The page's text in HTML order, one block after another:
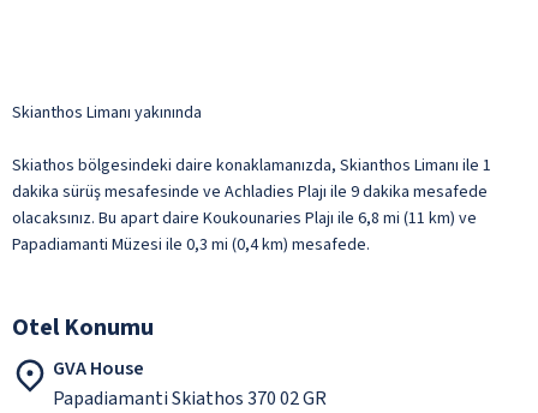
Skianthos Limanı yakınında
Skiathos bölgesindeki daire konaklamanızda, Skianthos Limanı ile 1
dakika sürüş mesafesinde ve Achladies Plajı ile 9 dakika mesafede
olacaksınız. Bu apart daire Koukounaries Plajı ile 6,8 mi (11 km) ve
Papadiamanti Müzesi ile 0,3 mi (0,4 km) mesafede.
Otel Konumu
GVA House
Papadiamanti Skiathos 370 02 GR